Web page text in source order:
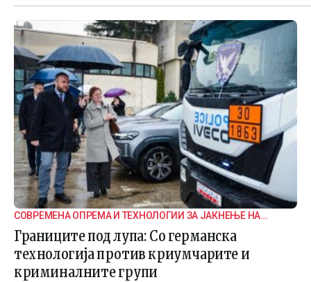
СОВРЕМЕНА ОПРЕМА И ТЕХНОЛОГИИ ЗА ЈАКНЕЊЕ НА
ГРАНИЧНАТА БЕЗБЕДНОСТ
Границите под лупа: Со германска
технологија против криумчарите и
криминалните групи